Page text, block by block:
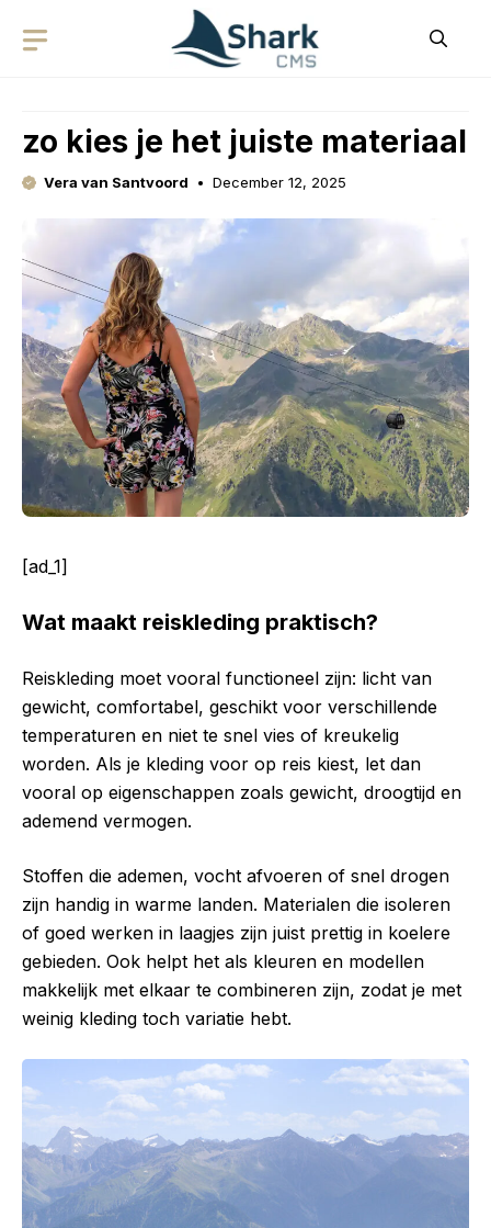
zo kies je het juiste materiaal
Vera van Santvoord December 12, 2025
[ad_1]
Wat maakt reiskleding praktisch?
Reiskleding moet vooral functioneel zijn: licht van
gewicht, comfortabel, geschikt voor verschillende
temperaturen en niet te snel vies of kreukelig
worden. Als je kleding voor op reis kiest, let dan
vooral op eigenschappen zoals gewicht, droogtijd en
ademend vermogen.
Stoffen die ademen, vocht afvoeren of snel drogen
zijn handig in warme landen. Materialen die isoleren
of goed werken in laagjes zijn juist prettig in koelere
gebieden. Ook helpt het als kleuren en modellen
makkelijk met elkaar te combineren zijn, zodat je met
weinig kleding toch variatie hebt.